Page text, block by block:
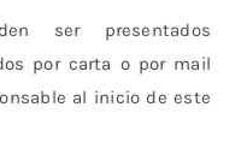
ser presentados
por carta o por mail
al inicio de este